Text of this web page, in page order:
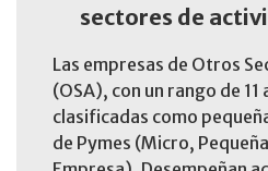
sectores de
Las empresas de Otros
(OSA), con un rango de
clasificadas como
de Pymes (Micro,